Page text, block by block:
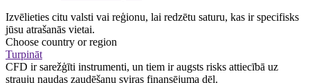
Izvēlieties citu valsti vai reģionu, lai redzētu saturu, kas ir specifisks
jūsu atrašanās vietai.
Choose country or region
Turpināt
CFD ir sarežģīti instrumenti, un tiem ir augsts risks attiecībā uz
strauju naudas zaudēšanu sviras finansējuma dēļ.